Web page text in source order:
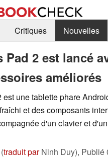
Critiques Nouvelles
Pad 2 est lancé
améliorés
une tablette phare
et des composants
d'un clavier et
traduit parNinh Duy), Publié